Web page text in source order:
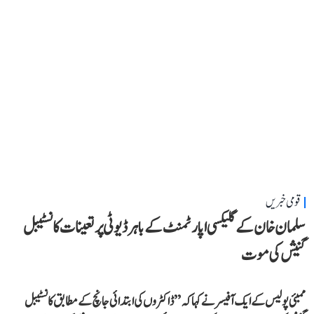
قومی خبریں
سلمان خان کے گلیکسی اپارٹمنٹ کے باہر ڈیوٹی پر تعینات کانسٹیبل
گنیش کی موت
ممبئی پولیس کے ایک آفیسر نے کہا کہ ’’ڈاکٹروں کی ابتدائی جانچ کے مطابق کانسٹیبل